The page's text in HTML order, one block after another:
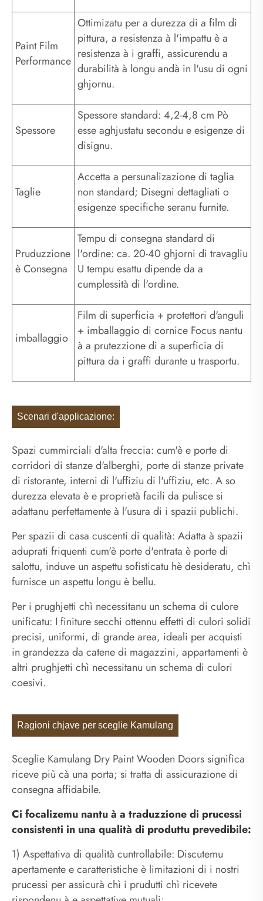
Paint Film
Performance
Ottimizatu per a durezza di a film di
pittura, a resistenza à l'impattu è a
resistenza à i graffi, assicurendu a
durabilità à longu andà in l'usu di ogni
ghjornu.
Spessore
Spessore standard: 4,2-4,8 cm Pò
esse aghjustatu secondu e esigenze di
disignu.
Taglie
Accetta a persunalizazione di taglia
non standard; Disegni dettagliati o
esigenze specifiche seranu furnite.
Pruduzzione
è Consegna
Tempu di consegna standard di
l'ordine: ca. 20-40 ghjorni di travagliu
U tempu esattu dipende da a
cumplessità di l'ordine.
imballaggio
Film di superficia + protettori d'anguli
+ imballaggio di cornice Focus nantu
à a prutezzione di a superficia di
pittura da i graffi durante u trasportu.
Scenari d'applicazione:
Spazi cummirciali d'alta freccia: cum'è e porte di
corridori di stanze d'alberghi, porte di stanze private
di ristorante, interni di l'uffiziu di l'uffiziu, etc. A so
durezza elevata è e proprietà facili da pulisce si
adattanu perfettamente à l'usura di i spazii publichi.
Per spazii di casa cuscenti di qualità: Adatta à spazii
aduprati friquenti cum'è porte d'entrata è porte di
salottu, induve un aspettu sofisticatu hè desideratu, chì
furnisce un aspettu longu è bellu.
Per i prughjetti chì necessitanu un schema di culore
unificatu: I finiture secchi ottennu effetti di culori solidi
precisi, uniformi, di grande area, ideali per acquisti
in grandezza da catene di magazzini, appartamenti è
altri prughjetti chì necessitanu un schema di culori
coesivi.
Ragioni chjave per sceglie Kamulang
Sceglie Kamulang Dry Paint Wooden Doors significa
riceve più cà una porta; si tratta di assicurazione di
consegna affidabile.
Ci focalizemu nantu à a traduzzione di prucessi
consistenti in una qualità di produttu prevedibile:
1) Aspettativa di qualità cuntrollabile: Discutemu
apertamente e caratteristiche è limitazioni di i nostri
prucessi per assicurà chì i prudutti chì ricevete